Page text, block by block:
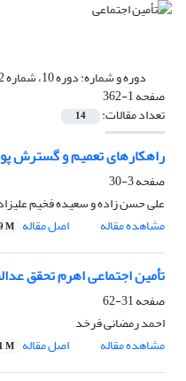
دوره و شماره:
صفحه 1-362
تعداد مقالات: 14
راهکارهای تعمیم و گسترش
صفحه3-30
علی حسن زاده و سعیده فخیم
مشاهده مقاله
اصل مقاله M
تأمین اجتماعی اهرم تحقق
صفحه31-62
احمد رمضانی فرخد
مشاهده مقاله
اصل مقاله M